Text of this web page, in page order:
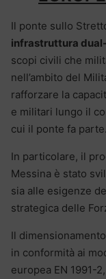
Il ponte sullo
infrastruttura
scopi civili che
nell’ambito del
rafforzare la
e militari lungo il
cui il ponte fa parte.
In particolare, il
Messina è stato
sia alle esigenze
strategica delle
Il
in conformità ai
europea EN 1991-